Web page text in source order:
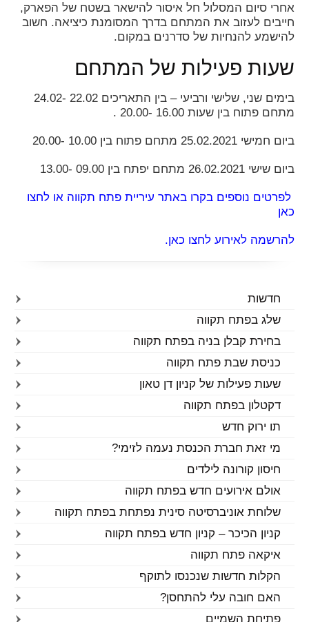
אחרי סיום המסלול חל איסור להישאר בשטח של הפארק,
חייבים לעזוב את המתחם בדרך המסומנת כיציאה. חשוב
להישמע להנחיות של סדרנים במקום.
שעות פעילות של המתחם
מתחם פתוח בין שעות 16.00 -20.00 .
ביום חמישי 25.02.2021 מתחם פתוח בין 10.00 -20.00
ביום שישי 26.02.2021 מתחם יפתח בין 09.00 -13.00
לפרטים נוספים בקרו באתר עיריית פתח תקווה או לחצו
כאן
להרשמה לאירוע לחצו כאן.
חדשות
שלג בפתח תקווה
בחירת קבלן בניה בפתח תקווה
כניסת שבת פתח תקווה
שעות פעילות של קניון דן טאון
דקטלון בפתח תקווה
תו ירוק חדש
מי זאת חברת הכנסת נעמה לזימי?
חיסון קורונה לילדים
אולם אירועים חדש בפתח תקווה
שלוחת אוניברסיטה סינית נפתחת בפתח תקווה
קניון הכיכר – קניון חדש בפתח תקווה
איקאה פתח תקווה
הקלות חדשות שנכנסו לתוקף
האם חובה עלי להתחסן?
פתיחת השמיים